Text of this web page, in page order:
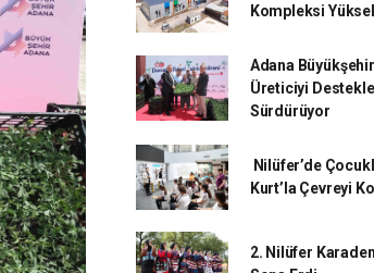
Kompleksi
Adana
Üreticiyi
Sürdürüyor
Nilüfer’de
Kurt’la Çevreyi
2. Nilüfer